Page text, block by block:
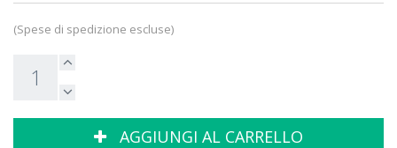
(Spese di spedizione escluse)
AGGIUNGI AL CARRELLO